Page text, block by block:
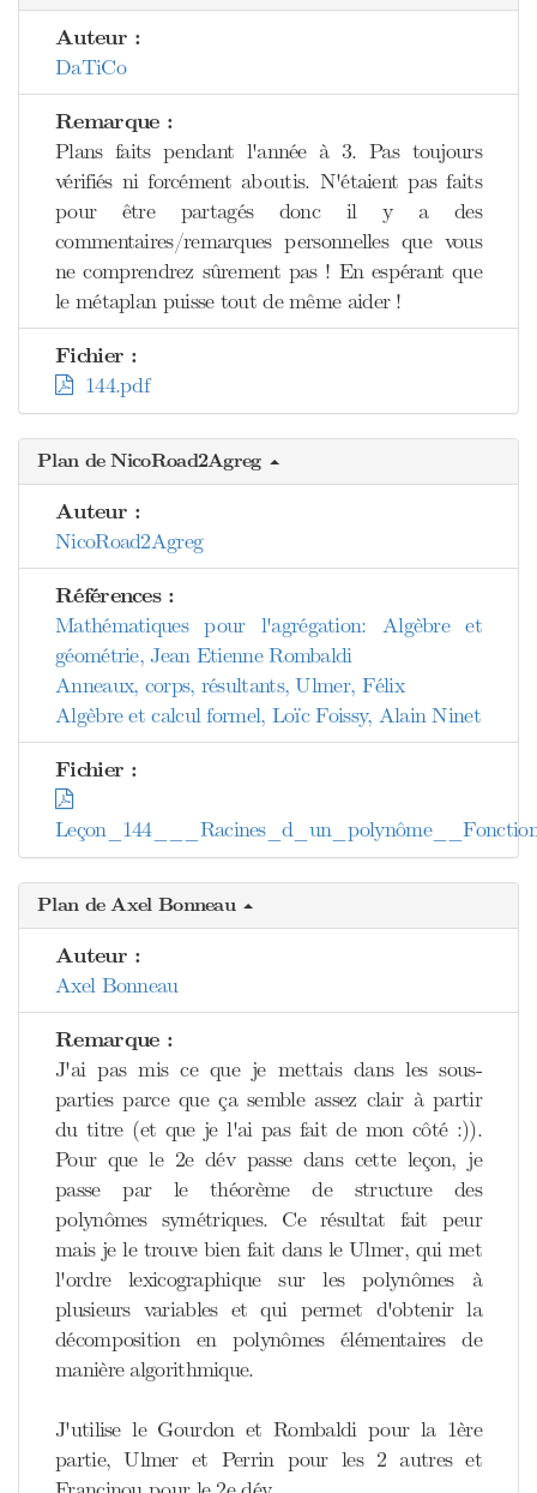
Auteur :
DaTiCo
Remarque :
Plans faits pendant l'année à 3. Pas toujours
vérifiés ni forcément aboutis. N'étaient pas faits
pour être partagés donc il y a des
commentaires/remarques personnelles que vous
ne comprendrez sûrement pas ! En espérant que
le métaplan puisse tout de même aider !
Fichier :
144.pdf
Plan de NicoRoad2Agreg
Auteur :
NicoRoad2Agreg
Références :
Mathématiques pour l'agrégation: Algèbre et
géométrie, Jean Etienne Rombaldi
Anneaux, corps, résultants, Ulmer, Félix
Algèbre et calcul formel, Loïc Foissy, Alain Ninet
Fichier :
Plan de Axel Bonneau
Auteur :
Axel Bonneau
Remarque :
J'ai pas mis ce que je mettais dans les sous-
parties parce que ça semble assez clair à partir
du titre (et que je l'ai pas fait de mon côté :)).
Pour que le 2e dév passe dans cette leçon, je
passe par le théorème de structure des
polynômes symétriques. Ce résultat fait peur
mais je le trouve bien fait dans le Ulmer, qui met
l'ordre lexicographique sur les polynômes à
plusieurs variables et qui permet d'obtenir la
décomposition en polynômes élémentaires de
manière algorithmique.
J'utilise le Gourdon et Rombaldi pour la 1ère
partie, Ulmer et Perrin pour les 2 autres et